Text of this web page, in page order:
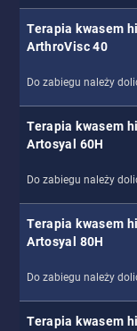
Terapia kwasem
ArthroVisc 40
Do zabiegu należy
Terapia kwasem
Artosyal 60H
Do zabiegu należy
Terapia kwasem
Artosyal 80H
Do zabiegu należy
Terapia kwasem